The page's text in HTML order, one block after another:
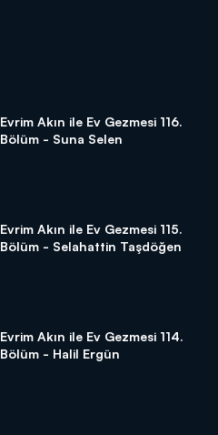
Evrim Akın ile Ev Gezmesi 116.
Bölüm - Suna Selen
Evrim Akın ile Ev Gezmesi 115.
Bölüm - Selahattin Taşdöğen
Evrim Akın ile Ev Gezmesi 114.
Bölüm - Halil Ergün